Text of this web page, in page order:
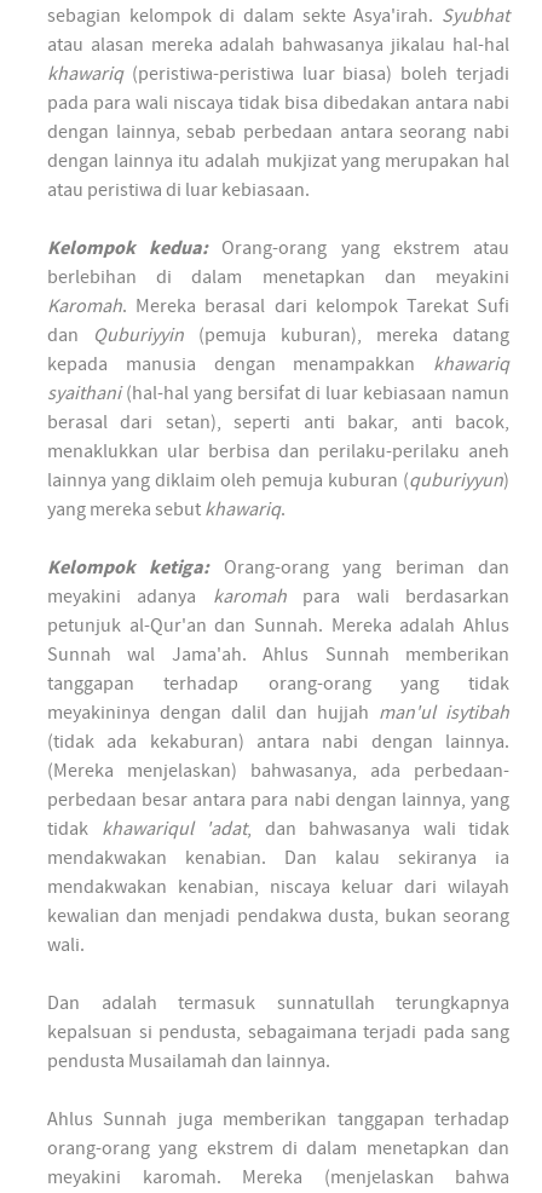
sebagian kelompok di dalam sekte Asya'irah. Syubhat
atau alasan mereka adalah bahwasanya jikalau hal-hal
khawariq(peristiwa-peristiwa luar biasa) boleh terjadi
pada para wali niscaya tidak bisa dibedakan antara nabi
dengan lainnya, sebab perbedaan antara seorang nabi
dengan lainnya itu adalah mukjizat yang merupakan hal
atau peristiwa di luar kebiasaan.
Kelompok kedua:Orang-orang yang ekstrem atau
berlebihan di dalam menetapkan dan meyakini
Karomah. Mereka berasal dari kelompok Tarekat Sufi
dan
Quburiyyin (pemuja kuburan), mereka datang
kepada manusia dengan menampakkan khawariq
syaithani(hal-hal yang bersifat di luar kebiasaan namun
berasal dari setan), seperti anti bakar, anti bacok,
menaklukkan ular berbisa dan perilaku-perilaku aneh
lainnya yang diklaim oleh pemuja kuburan (quburiyyun)
yang mereka sebut khawariq.
Kelompok ketiga:Orang-orang yang beriman dan
meyakini adanya karomahpara wali berdasarkan
petunjuk al-Qur'an dan Sunnah. Mereka adalah Ahlus
Sunnah wal Jama'ah. Ahlus Sunnah memberikan
tanggapan terhadap orang-orang yang tidak
meyakininya dengan dalil dan hujjah man'ul isytibah
(tidak ada kekaburan) antara nabi dengan lainnya.
(Mereka menjelaskan) bahwasanya, ada perbedaan-
perbedaan besar antara para nabi dengan lainnya, yang
tidak khawariqul 'adat, dan bahwasanya wali tidak
mendakwakan kenabian. Dan kalau sekiranya ia
mendakwakan kenabian, niscaya keluar dari wilayah
kewalian dan menjadi pendakwa dusta, bukan seorang
wali.
Dan adalah termasuk sunnatullah terungkapnya
kepalsuan si pendusta, sebagaimana terjadi pada sang
pendusta Musailamah dan lainnya.
Ahlus Sunnah juga memberikan tanggapan terhadap
orang-orang yang ekstrem di dalam menetapkan dan
meyakini karomah. Mereka (menjelaskan bahwa